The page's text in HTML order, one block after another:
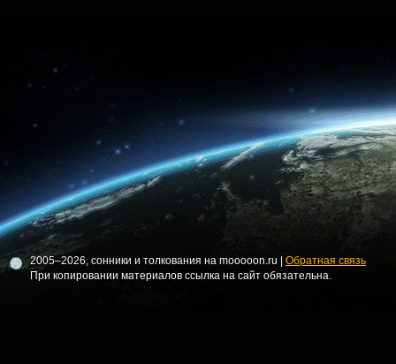
2005–2026, сонники и толкования на mooooon.ru | Обратная связь
При копировании материалов ссылка на сайт обязательна.